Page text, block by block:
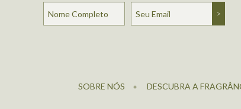
SOBRE NÓS DESCUBRA A